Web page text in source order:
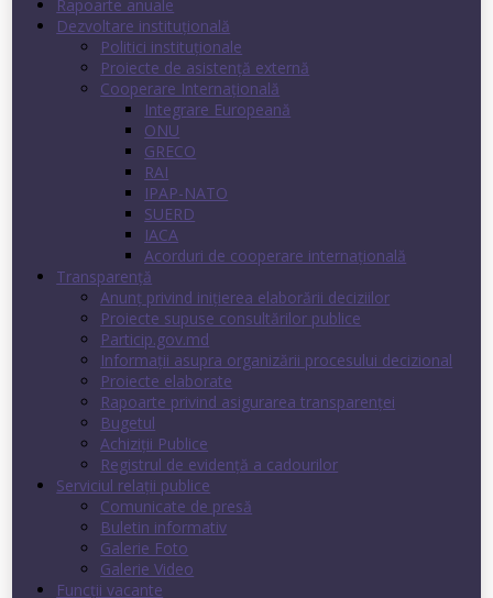
Rapoarte anuale
Dezvoltare instituţională
Politici instituţionale
Proiecte de asistenţă externă
Cooperare Internaţională
Integrare Europeană
ONU
GRECO
RAI
IPAP-NATO
SUERD
IACA
Acorduri de cooperare internaţională
Transparenţă
Anunț privind inițierea elaborării deciziilor
Proiecte supuse consultărilor publice
Particip.gov.md
Informații asupra organizării procesului decizional
Proiecte elaborate
Rapoarte privind asigurarea transparenţei
Bugetul
Achiziții Publice
Registrul de evidenţă a cadourilor
Serviciul relații publice
Comunicate de presă
Buletin informativ
Galerie Foto
Galerie Video
Funcții vacante